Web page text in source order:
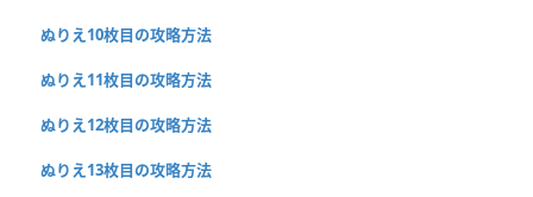
ぬりえ10枚目の攻略方法
ぬりえ11枚目の攻略方法
ぬりえ12枚目の攻略方法
ぬりえ13枚目の攻略方法